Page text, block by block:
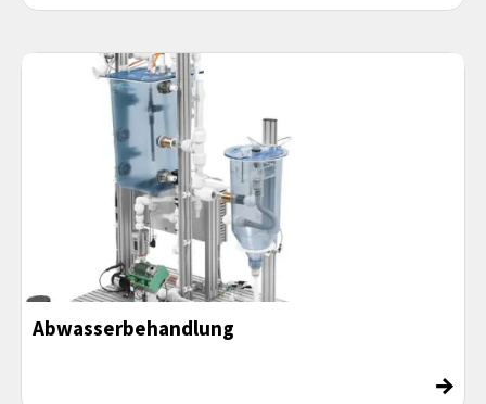
Abwasserbehandlung
→